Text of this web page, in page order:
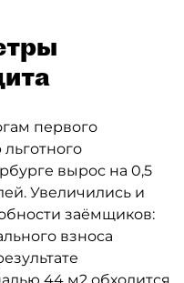
первого
вырос на 0,5
Увеличились и
заёмщиков:
взноса